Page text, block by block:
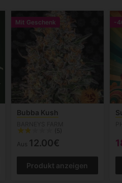
Mit Geschenk
Bubba Kush
(5)
Aus 12.00€
Produkt anzeigen
-